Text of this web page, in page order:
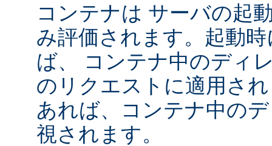
コンテナは サーバの起
み評価されます。起動
ば、 コンテナ中のディ
のリクエストに適用さ
あれば、コンテナ中の
視されます。